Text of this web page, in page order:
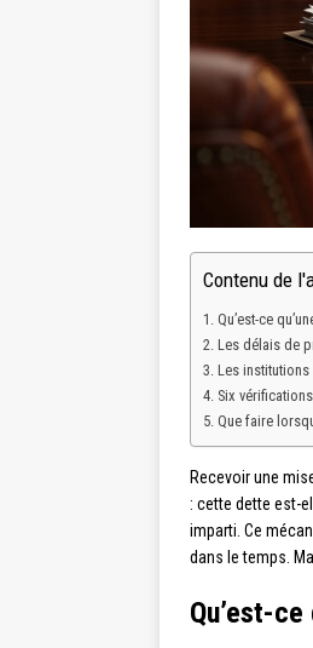
Contenu de
Qu’est-ce
Les délais de
Les
Six
Que faire
Recevoir une
: cette dette est-
imparti. Ce
dans le temps.
Qu’est-